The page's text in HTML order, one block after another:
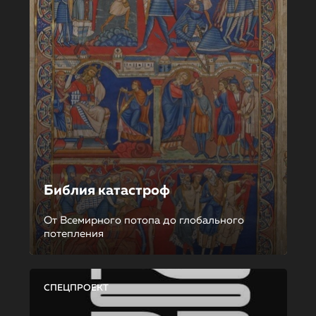
Библия катастроф
От Всемирного потопа до глобального
потепления
СПЕЦПРОЕКТ